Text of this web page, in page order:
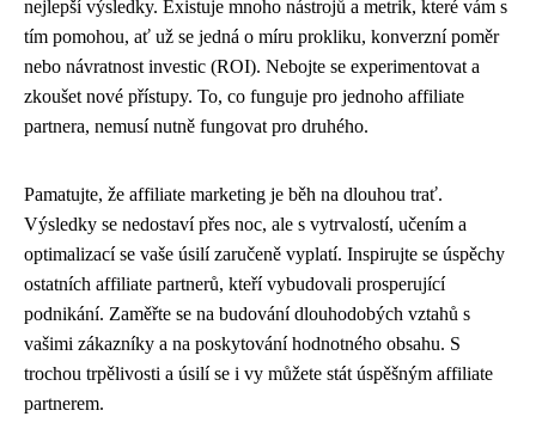
nejlepší výsledky. Existuje mnoho nástrojů a metrik, které vám s
tím pomohou, ať už se jedná o míru prokliku, konverzní poměr
nebo návratnost investic (ROI). Nebojte se experimentovat a
zkoušet nové přístupy. To, co funguje pro jednoho affiliate
partnera, nemusí nutně fungovat pro druhého.
Pamatujte, že affiliate marketing je běh na dlouhou trať.
Výsledky se nedostaví přes noc, ale s vytrvalostí, učením a
optimalizací se vaše úsilí zaručeně vyplatí. Inspirujte se úspěchy
ostatních affiliate partnerů, kteří vybudovali prosperující
podnikání. Zaměřte se na budování dlouhodobých vztahů s
vašimi zákazníky a na poskytování hodnotného obsahu. S
trochou trpělivosti a úsilí se i vy můžete stát úspěšným affiliate
partnerem.